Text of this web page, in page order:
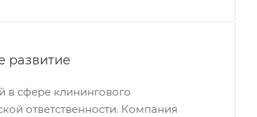
развитие
в сфере клинингового
ответственности. Компания